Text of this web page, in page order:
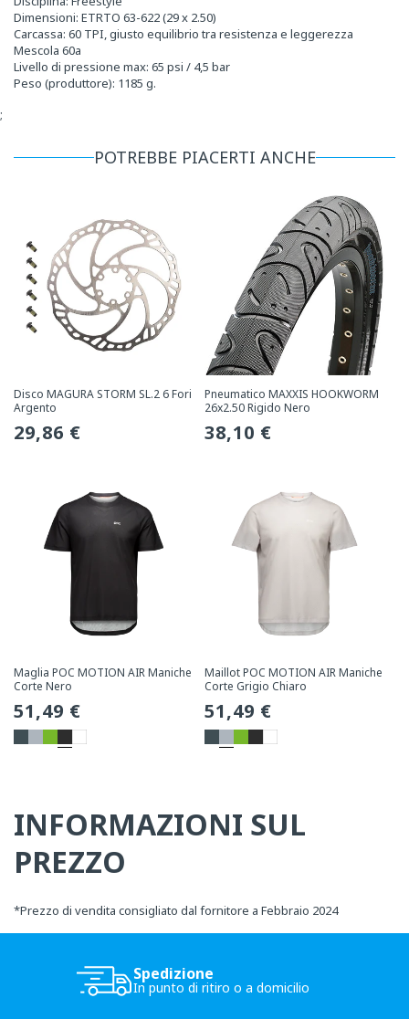
Dimensioni: ETRTO 63-622 (29 x 2.50)
Carcassa: 60 TPI, giusto equilibrio tra resistenza e leggerezza
Mescola 60a
Livello di pressione max: 65 psi / 4,5 bar
Peso (produttore): 1185 g.
;
POTREBBE PIACERTI ANCHE
Disco MAGURA STORM SL.2 6 Fori
Argento
Prezzo
29,86 €
Pneumatico MAXXIS HOOKWORM
26x2.50 Rigido Nero
Prezzo
38,10 €
Maglia POC MOTION AIR Maniche
Corte Nero
Prezzo
normale
51,49 €
Maillot POC MOTION AIR Maniche
Corte Grigio Chiaro
Prezzo
normale
51,49 €
INFORMAZIONI SUL
PREZZO
*Prezzo di vendita consigliato dal fornitore a Febbraio 2024
Spedizione
In punto di ritiro o a domicilio